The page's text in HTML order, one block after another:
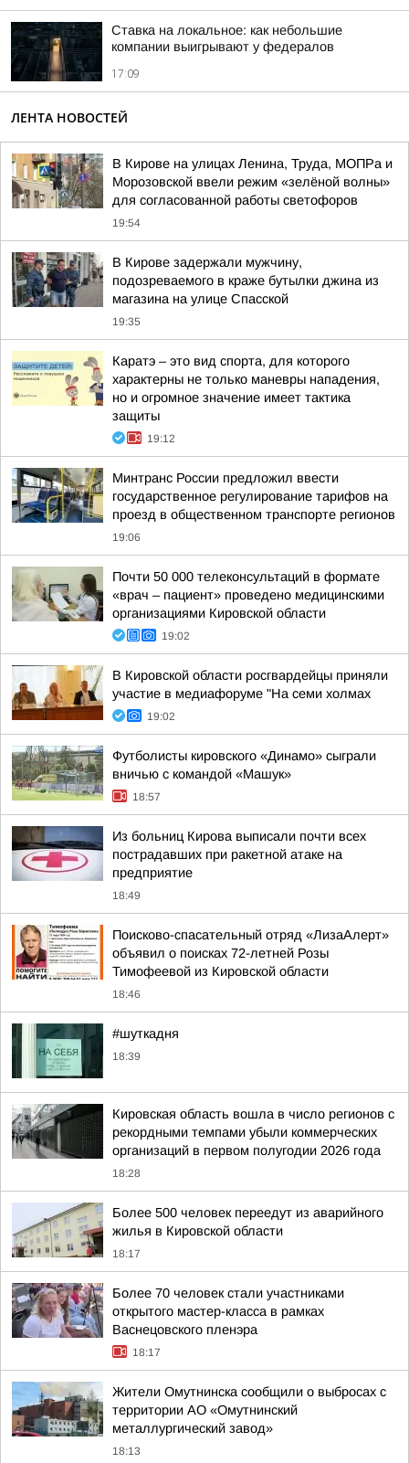
Ставка на локальное: как небольшие
компании выигрывают у федералов
17:09
ЛЕНТА НОВОСТЕЙ
В Кирове на улицах Ленина, Труда, МОПРа и
Морозовской ввели режим «зелёной волны»
для согласованной работы светофоров
19:54
В Кирове задержали мужчину,
подозреваемого в краже бутылки джина из
магазина на улице Спасской
19:35
Каратэ – это вид спорта, для которого
характерны не только маневры нападения,
но и огромное значение имеет тактика
защиты
19:12
Минтранс России предложил ввести
государственное регулирование тарифов на
проезд в общественном транспорте регионов
19:06
Почти 50 000 телеконсультаций в формате
«врач – пациент» проведено медицинскими
организациями Кировской области
19:02
В Кировской области росгвардейцы приняли
участие в медиафоруме "На семи холмах
19:02
Футболисты кировского «Динамо» сыграли
вничью с командой «Машук»
18:57
Из больниц Кирова выписали почти всех
пострадавших при ракетной атаке на
предприятие
18:49
Поисково-спасательный отряд «ЛизаАлерт»
объявил о поисках 72-летней Розы
Тимофеевой из Кировской области
18:46
#шуткадня
18:39
Кировская область вошла в число регионов с
рекордными темпами убыли коммерческих
организаций в первом полугодии 2026 года
18:28
Более 500 человек переедут из аварийного
жилья в Кировской области
18:17
Более 70 человек стали участниками
открытого мастер-класса в рамках
Васнецовского пленэра
18:17
Жители Омутнинска сообщили о выбросах с
территории АО «Омутнинский
металлургический завод»
18:13